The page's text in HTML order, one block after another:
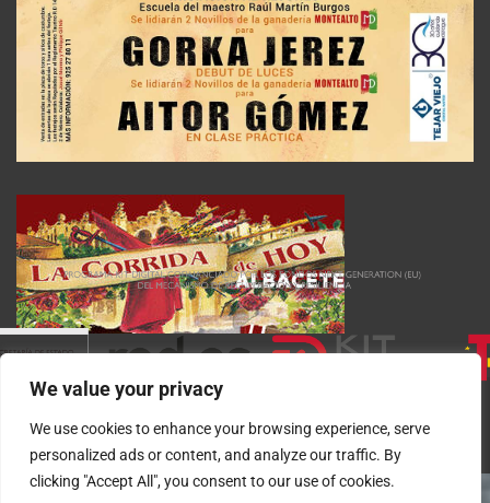
We value your privacy
We use cookies to enhance your browsing experience, serve
personalized ads or content, and analyze our traffic. By
clicking "Accept All", you consent to our use of cookies.